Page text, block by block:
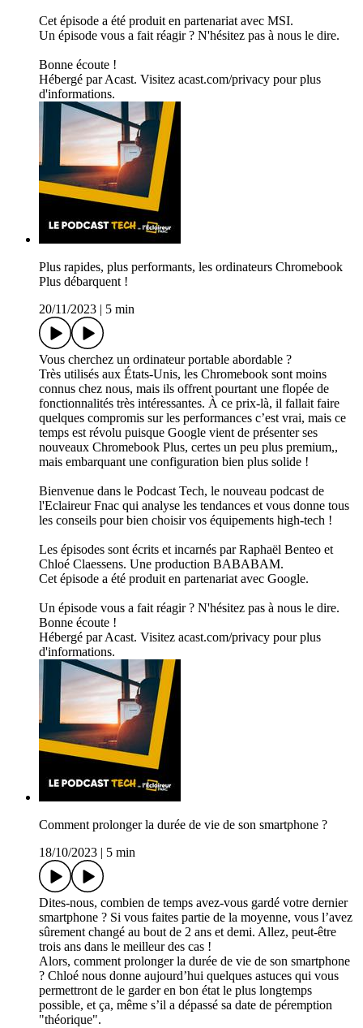
Cet épisode a été produit en partenariat avec MSI.
Un épisode vous a fait réagir ? N'hésitez pas à nous le dire.
Bonne écoute !
Hébergé par Acast. Visitez acast.com/privacy pour plus
d'informations.
Plus rapides, plus performants, les ordinateurs Chromebook
Plus débarquent !
20/11/2023
5 min
Vous cherchez un ordinateur portable abordable ?
Très utilisés aux États-Unis, les Chromebook sont moins
connus chez nous, mais ils offrent pourtant une flopée de
fonctionnalités très intéressantes. À ce prix-là, il fallait faire
quelques compromis sur les performances c’est vrai, mais ce
temps est révolu puisque Google vient de présenter ses
nouveaux Chromebook Plus, certes un peu plus premium,,
mais embarquant une configuration bien plus solide !
Bienvenue dans le Podcast Tech, le nouveau podcast de
l'Eclaireur Fnac qui analyse les tendances et vous donne tous
les conseils pour bien choisir vos équipements high-tech !
Les épisodes sont écrits et incarnés par Raphaël Benteo et
Chloé Claessens. Une production BABABAM.
Cet épisode a été produit en partenariat avec Google.
Un épisode vous a fait réagir ? N'hésitez pas à nous le dire.
Bonne écoute !
Hébergé par Acast. Visitez acast.com/privacy pour plus
d'informations.
Comment prolonger la durée de vie de son smartphone ?
18/10/2023
5 min
Dites-nous, combien de temps avez-vous gardé votre dernier
smartphone ? Si vous faites partie de la moyenne, vous l’avez
sûrement changé au bout de 2 ans et demi. Allez, peut-être
trois ans dans le meilleur des cas !
Alors, comment prolonger la durée de vie de son smartphone
? Chloé nous donne aujourd’hui quelques astuces qui vous
permettront de le garder en bon état le plus longtemps
possible, et ça, même s’il a dépassé sa date de péremption
"théorique".